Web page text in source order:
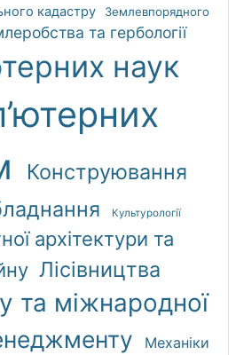
кадастру
Землевпорядного
та гербології
наук
Конструювання
Культурології
архітектури та
Лісівництва
та міжнародної
Механіки